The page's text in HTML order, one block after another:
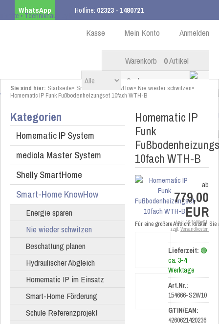
WhatsApp Hotline: 02323 - 1480721
ab 99,00 € innerhalb DE Anmelden
Mein Konto
Kasse
Warenkorb 0Artikel
Sie sind hier: Startseite» Smart-Home KnowHow» Nie wieder schwitzen»
Homematic IP Funk Fußbodenheizungset 10fach WTH-B
Kategorien
Homematic IP System
mediola Master System
Shelly SmartHome
Smart-Home KnowHow
Energie sparen
Nie wieder schwitzen
Beschattung planen
Hydraulischer Abgleich
Homematic IP im Einsatz
Smart-Home Förderung
Schule Referenzprojekt
Homematic IP
Funk
10fach WTH-B
Für eine größere Ansicht klicken
ab
779,00
EUR
inkl. 19 % MwSt.
zzgl. Versandkosten
Lieferzeit: 🟢
ca. 3-4
Werktage
Art.Nr.:
154666-S2W10
GTIN/EAN:
4260621420236